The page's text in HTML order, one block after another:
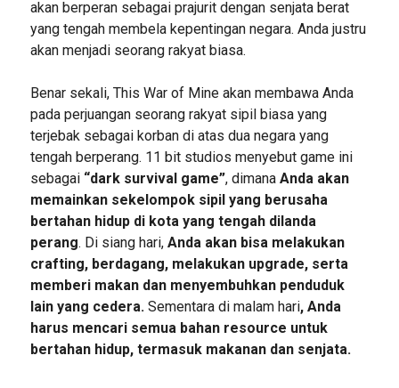
akan berperan sebagai prajurit dengan senjata berat
yang tengah membela kepentingan negara. Anda justru
akan menjadi seorang rakyat biasa.
Benar sekali, This War of Mine akan membawa Anda
pada perjuangan seorang rakyat sipil biasa yang
terjebak sebagai korban di atas dua negara yang
tengah berperang. 11 bit studios menyebut game ini
sebagai “dark survival game”, dimanaAnda akan
memainkan sekelompok sipil yang berusaha
bertahan hidup di kota yang tengah dilanda
perang. Di siang hari, Anda akan bisa melakukan
crafting, berdagang, melakukan upgrade, serta
memberi makan dan menyembuhkan penduduk
lain yang cedera.Sementara di malam hari, Anda
harus mencari semua bahan resource untuk
bertahan hidup, termasuk makanan dan senjata.